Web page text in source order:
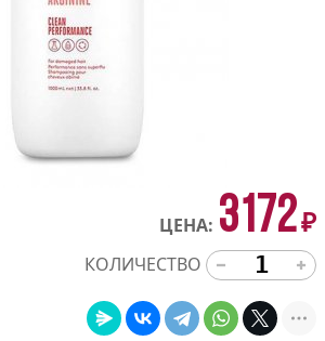
ЦЕНА: 3172₽
КОЛИЧЕСТВО